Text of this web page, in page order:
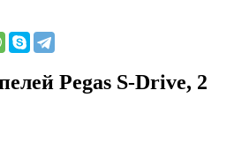
Pegas S-Drive, 2